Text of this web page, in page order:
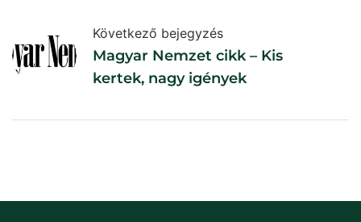
élelmiszer ellátásban
Következő bejegyzés
Magyar Nemzet cikk – Kis
kertek, nagy igények